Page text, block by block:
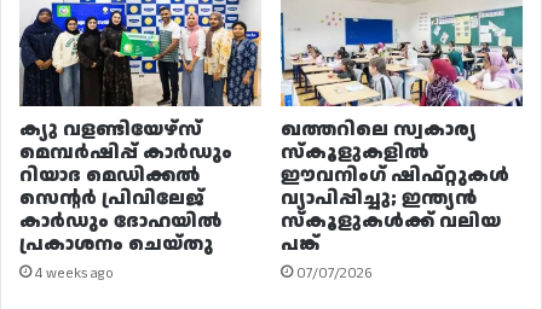
ക്യു വളണ്ടിയേഴ്‌സ്
മെമ്പർഷിപ്പ് കാർഡും
റിയാദ മെഡിക്കൽ
സെന്റർ പ്രിവിലേജ്
കാർഡും ദോഹയിൽ
പ്രകാശനം ചെയ്തു
4 weeks ago
ഖത്തറിലെ സ്വകാര്യ
സ്കൂളുകളിൽ
ഈവനിംഗ് ഷിഫ്റ്റുകൾ
വ്യാപിപ്പിച്ചു; ഇന്ത്യൻ
സ്കൂളുകൾക്ക് വലിയ
പങ്ക്
07/07/2026